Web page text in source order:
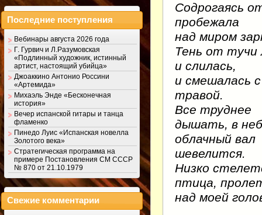
Содрогаясь
пробежала
над миром
Тень от тучи
и слилась,
и смешалась с
травой.
Все труднее
дышать, в
облачный вал
шевелится.
Низко
птица,
над моей
Последние поступления
Вебинары августа 2026 года
Г. Гурвич и Л.Разумовская
«Подлинный художник, истинный
артист, настоящий убийца»
Джоаккино Антонио Россини
«Артемида»
Михаэль Энде «Бесконечная
история»
Вечер испанской гитары и танца
фламенко
Пинедо Луис «Испанская новелла
Золотого века»
Стратегическая программа на
примере Постановления СМ СССР
№ 870 от 21.10.1979
Свежие комментарии